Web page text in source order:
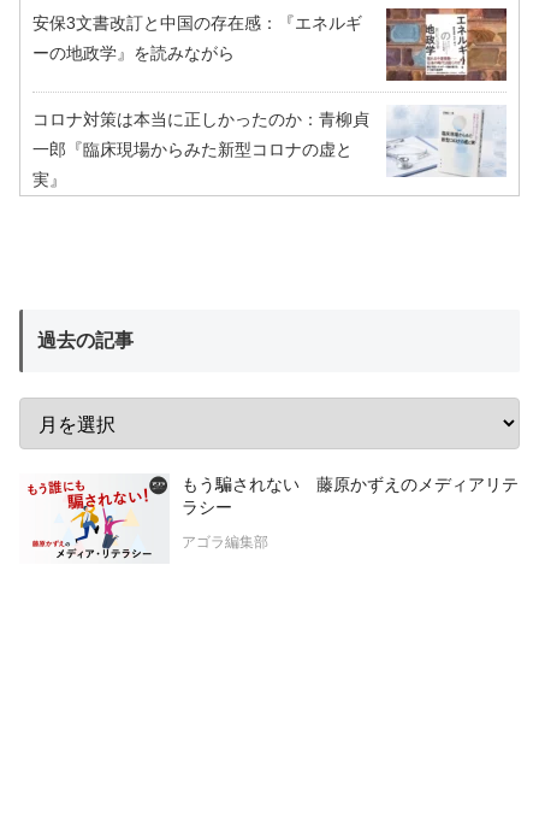
安保3文書改訂と中国の存在感：『エネルギ
ーの地政学』を読みながら
コロナ対策は本当に正しかったのか：青柳貞
一郎『臨床現場からみた新型コロナの虚と
実』
過去の記事
もう騙されない 藤原かずえのメディアリテ
ラシー
アゴラ編集部